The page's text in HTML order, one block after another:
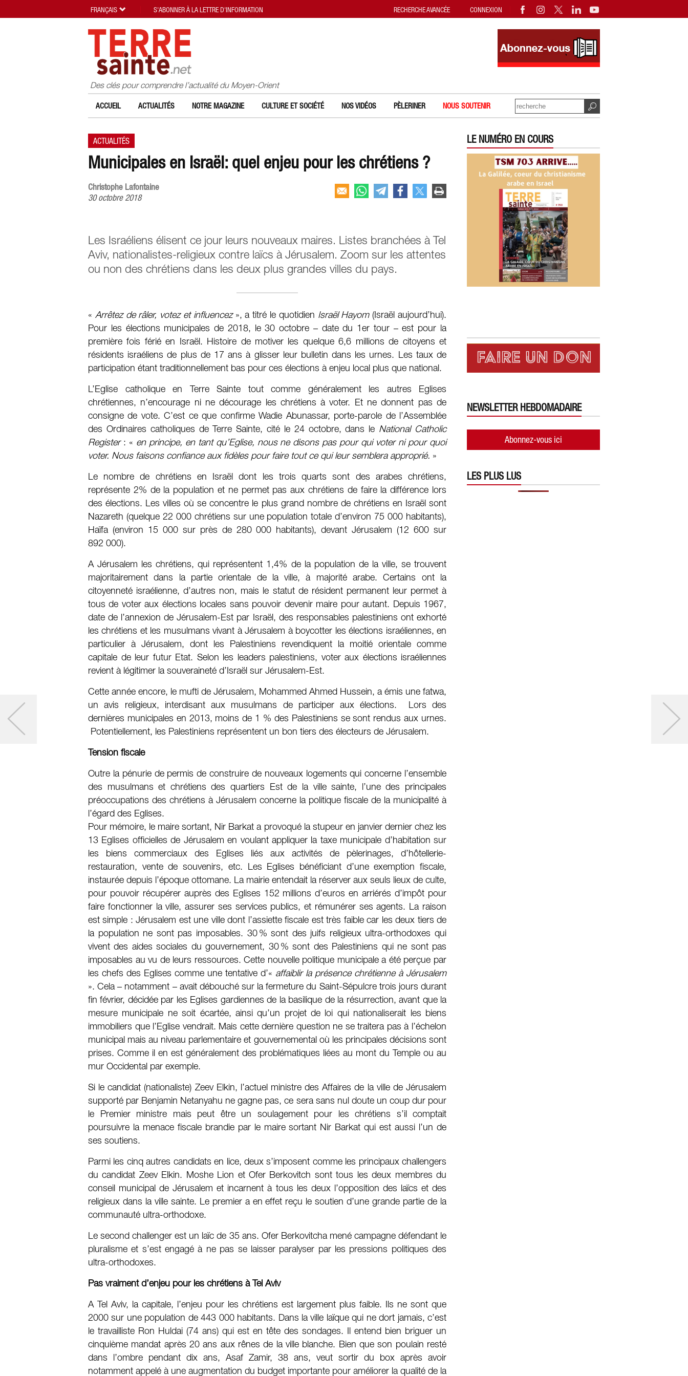
Des clés pour comprendre l’actualité du Moyen-Orient
ACCUEIL ACTUALITÉS NOTRE MAGAZINE CULTURE ET SOCIÉTÉ NOS VIDÉOS PÈLERINER NOUS SOUTENIR
ACTUALITÉS
Municipales en Israël: quel enjeu pour les chrétiens ?
Christophe Lafontaine
30 octobre 2018
Les Israéliens élisent ce jour leurs nouveaux maires. Listes branchées à Tel
Aviv, nationalistes-religieux contre laïcs à Jérusalem. Zoom sur les attentes
ou non des chrétiens dans les deux plus grandes villes du pays.
« Arrêtez de râler, votez et influencez», a titré le quotidien Israël Hayom(Israël aujourd’hui).
Pour les élections municipales de 2018, le 30 octobre – date du 1er tour – est pour la
première fois férié en Israël. Histoire de motiver les quelque 6,6 millions de citoyens et
résidents israéliens de plus de 17 ans à glisser leur bulletin dans les urnes. Les taux de
participation étant traditionnellement bas pour ces élections à enjeu local plus que national.
L’Eglise catholique en Terre Sainte tout comme généralement les autres Eglises
chrétiennes, n’encourage ni ne décourage les chrétiens à voter. Et ne donnent pas de
consigne de vote. C’est ce que confirme Wadie Abunassar, porte-parole de l’Assemblée
des Ordinaires catholiques de Terre Sainte, cité le 24 octobre, dans le National Catholic
Register: « en principe, en tant qu’Eglise, nous ne disons pas pour qui voter ni pour quoi
voter. Nous faisons confiance aux fidèles pour faire tout ce qui leur semblera approprié. »
Le nombre de chrétiens en Israël dont les trois quarts sont des arabes chrétiens,
représente 2% de la population et ne permet pas aux chrétiens de faire la différence lors
des élections. Les villes où se concentre le plus grand nombre de chrétiens en Israël sont
Nazareth (quelque 22 000 chrétiens sur une population totale d’environ 75 000 habitants),
Haïfa (environ 15 000 sur près de 280 000 habitants), devant Jérusalem (12 600 sur
892 000).
A Jérusalem les chrétiens, qui représentent 1,4% de la population de la ville, se trouvent
majoritairement dans la partie orientale de la ville, à majorité arabe. Certains ont la
citoyenneté israélienne, d’autres non, mais le statut de résident permanent leur permet à
tous de voter aux élections locales sans pouvoir devenir maire pour autant. Depuis 1967,
date de l’annexion de Jérusalem-Est par Israël, des responsables palestiniens ont exhorté
les chrétiens et les musulmans vivant à Jérusalem à boycotter les élections israéliennes, en
particulier à Jérusalem, dont les Palestiniens revendiquent la moitié orientale comme
capitale de leur futur Etat. Selon les leaders palestiniens, voter aux élections israéliennes
revient à légitimer la souveraineté d’Israël sur Jérusalem-Est.
Cette année encore, le mufti de Jérusalem, Mohammed Ahmed Hussein, a émis une fatwa,
un avis religieux, interdisant aux musulmans de participer aux élections. Lors des
dernières municipales en 2013, moins de 1 % des Palestiniens se sont rendus aux urnes.
Potentiellement, les Palestiniens représentent un bon tiers des électeurs de Jérusalem.
Tension fiscale
Outre la pénurie de permis de construire de nouveaux logements qui concerne l’ensemble
des musulmans et chrétiens des quartiers Est de la ville sainte, l’une des principales
préoccupations des chrétiens à Jérusalem concerne la politique fiscale de la municipalité à
l’égard des Eglises.
Pour mémoire, le maire sortant, Nir Barkat a provoqué la stupeur en janvier dernier chez les
13 Eglises officielles de Jérusalem en voulant appliquer la taxe municipale d’habitation sur
les biens commerciaux des Eglises liés aux activités de pèlerinages, d’hôtellerie-
restauration, vente de souvenirs, etc. Les Eglises bénéficiant d’une exemption fiscale,
instaurée depuis l’époque ottomane. La mairie entendait la réserver aux seuls lieux de culte,
pour pouvoir récupérer auprès des Eglises 152 millions d’euros en arriérés d’impôt pour
faire fonctionner la ville, assurer ses services publics, et rémunérer ses agents. La raison
est simple : Jérusalem est une ville dont l’assiette fiscale est très faible car les deux tiers de
la population ne sont pas imposables. 30 % sont des juifs religieux ultra-orthodoxes qui
vivent des aides sociales du gouvernement, 30 % sont des Palestiniens qui ne sont pas
imposables au vu de leurs ressources. Cette nouvelle politique municipale a été perçue par
les chefs des Eglises comme une tentative d’« affaiblir la présence chrétienne à Jérusalem
». Cela – notamment – avait débouché sur la fermeture du Saint-Sépulcre trois jours durant
fin février, décidée par les Eglises gardiennes de la basilique de la résurrection, avant que la
mesure municipale ne soit écartée, ainsi qu’un projet de loi qui nationaliserait les biens
immobiliers que l’Eglise vendrait. Mais cette dernière question ne se traitera pas à l’échelon
municipal mais au niveau parlementaire et gouvernemental où les principales décisions sont
prises. Comme il en est généralement des problématiques liées au mont du Temple ou au
mur Occidental par exemple.
Si le candidat (nationaliste) Zeev Elkin, l’actuel ministre des Affaires de la ville de Jérusalem
supporté par Benjamin Netanyahu ne gagne pas, ce sera sans nul doute un coup dur pour
le Premier ministre mais peut être un soulagement pour les chrétiens s’il comptait
poursuivre la menace fiscale brandie par le maire sortant Nir Barkat qui est aussi l’un de
ses soutiens.
Parmi les cinq autres candidats en lice, deux s’imposent comme les principaux challengers
du candidat Zeev Elkin. Moshe Lion et Ofer Berkovitch sont tous les deux membres du
conseil municipal de Jérusalem et incarnent à tous les deux l’opposition des laïcs et des
religieux dans la ville sainte. Le premier a en effet reçu le soutien d’une grande partie de la
communauté ultra-orthodoxe.
Le second challenger est un laïc de 35 ans. Ofer Berkovitcha mené campagne défendant le
pluralisme et s’est engagé à ne pas se laisser paralyser par les pressions politiques des
ultra-orthodoxes.
Pas vraiment d’enjeu pour les chrétiens à Tel Aviv
A Tel Aviv, la capitale, l’enjeu pour les chrétiens est largement plus faible. Ils ne sont que
2000 sur une population de 443 000 habitants. Dans la ville laïque qui ne dort jamais, c’est
le travailliste Ron Huldai (74 ans) qui est en tête des sondages. Il entend bien briguer un
cinquième mandat après 20 ans aux rênes de la ville blanche. Bien que son poulain resté
dans l’ombre pendant dix ans, Asaf Zamir, 38 ans, veut sortir du box après avoir
notamment appelé à une augmentation du budget importante pour améliorer la qualité de la
LE NUMÉRO EN COURS
NEWSLETTER HEBDOMADAIRE
Abonnez-vous ici
LES PLUS LUS
RECHERCHE AVANCÉE CONNEXION
FRANÇAIS S'ABONNER À LA LETTRE D'INFORMATION